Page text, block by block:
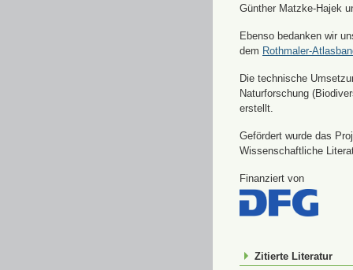
Günther Matzke-Hajek
Ebenso bedanken wir
dem Rothmaler-
Die technische
Naturforschung
erstellt.
Gefördert wurde das
Wissenschaftliche
Finanziert von
Zitierte Literatur